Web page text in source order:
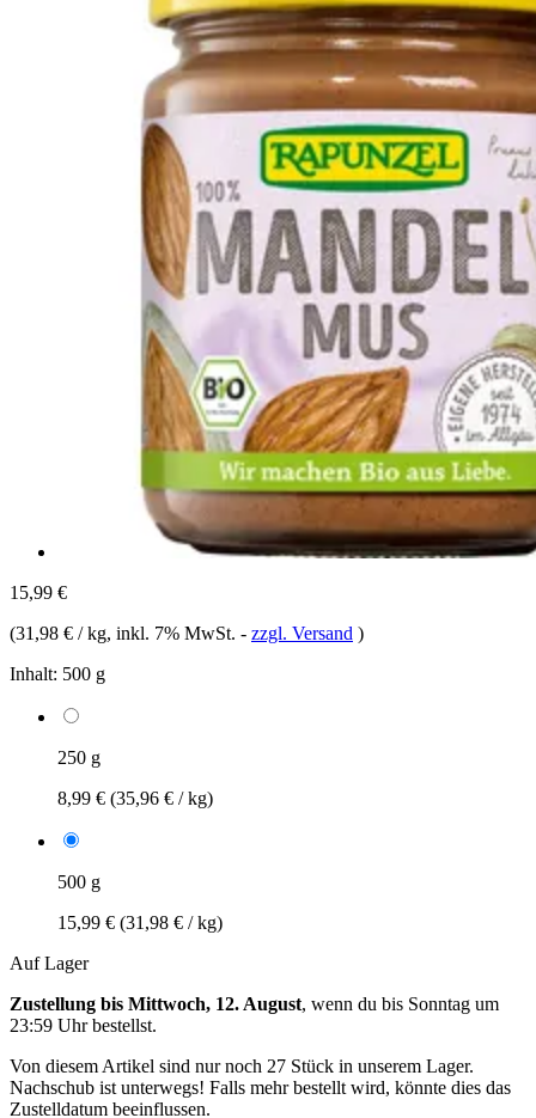
15,99 €
(31,98 € / kg, inkl. 7% MwSt. - zzgl. Versand )
Inhalt: 500 g
250 g
8,99 € (35,96 € / kg)
500 g
15,99 € (31,98 € / kg)
Auf Lager
Zustellung bis Mittwoch, 12. August, wenn du bis Sonntag um
23:59 Uhrbestellst.
Von diesem Artikel sind nur noch 27 Stück in unserem Lager.
Nachschub ist unterwegs! Falls mehr bestellt wird, könnte dies das
Zustelldatum beeinflussen.